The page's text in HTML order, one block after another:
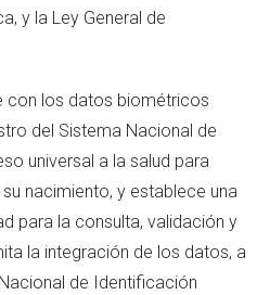
y la Ley General de
con los datos biométricos
del Sistema Nacional de
universal a la salud para
nacimiento, y establece una
para la consulta, validación y
la integración de los datos, a
de Identificación